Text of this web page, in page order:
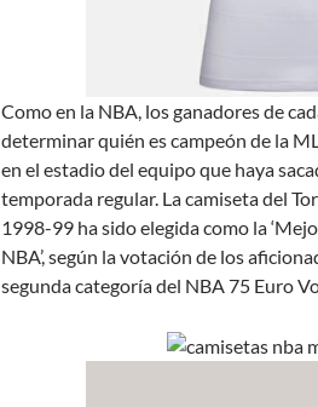
Como en la NBA, los ganadores de
determinar quién es campeón de la
en el estadio del equipo que haya
temporada regular. La camiseta del
1998-99 ha sido elegida como la
NBA’, según la votación de los
segunda categoría del NBA 75 Euro